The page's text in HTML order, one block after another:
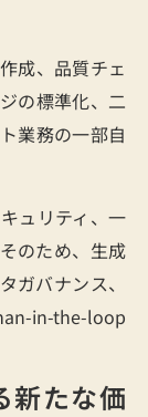
成、品質チェ
の標準化、二
業務の一部自
ュリティ、一
のため、生成
ガバナンス、
in-the-loop
新たな価